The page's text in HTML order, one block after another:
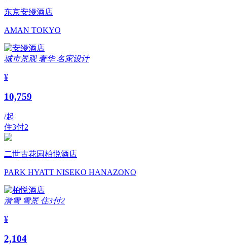
东京安缦酒店
AMAN TOKYO
城市景观 奢华 名家设计
¥
10,759
/起
住3付2
二世古花园柏悦酒店
PARK HYATT NISEKO HANAZONO
滑雪 雪景 住3付2
¥
2,104